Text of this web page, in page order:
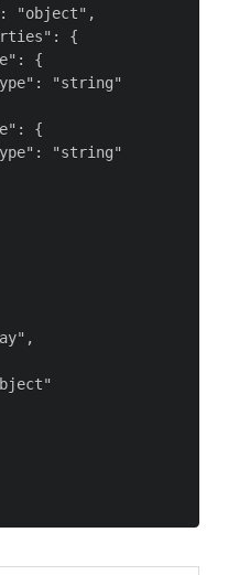
"object",
{
{
"string"
{
"string"